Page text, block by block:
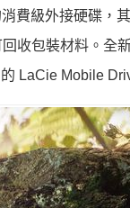
費級外接硬碟，
收包裝材料。全
LaCie Mobile